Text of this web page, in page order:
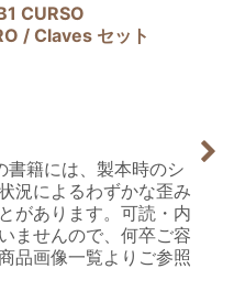
CURSO
/ Claves セット
書籍には、製本時のシ
況によるわずかな歪み
があります。可読・内
ませんので、何卒ご容
品画像一覧よりご参照